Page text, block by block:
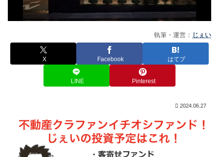
執筆・運営： じぇい
X Facebook はてブ
LINE Pinterest
2024.06.27